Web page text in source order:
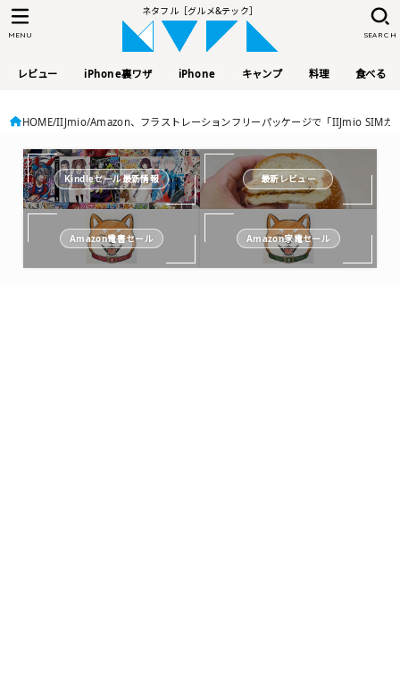
ネタフル［グルメ&テック］
レビュー iPhone裏ワザ iPhone キャンプ 料理 食べる
SEARCH
MENU
HOME IIJmio Amazon、フラストレーションフリーパッケージで「IIJmio SIM
Kindleセール最新情報 最新レビュー
Amazon電書セール Amazon家電セール